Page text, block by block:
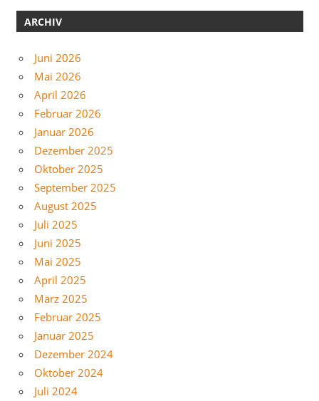
ARCHIV
Juni 2026
Mai 2026
April 2026
Februar 2026
Januar 2026
Dezember 2025
Oktober 2025
September 2025
August 2025
Juli 2025
Juni 2025
Mai 2025
April 2025
März 2025
Februar 2025
Januar 2025
Dezember 2024
Oktober 2024
Juli 2024